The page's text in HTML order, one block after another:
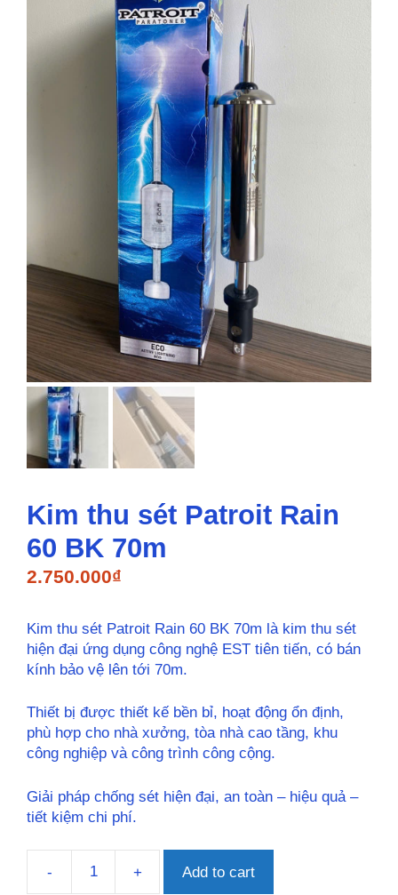
Kim thu sét Patroit Rain
60 BK 70m
2.750.000₫
Kim thu sét Patroit Rain 60 BK 70m là kim thu sét
hiện đại ứng dụng công nghệ EST tiên tiến, có bán
kính bảo vệ lên tới 70m.
Thiết bị được thiết kế bền bỉ, hoạt động ổn định,
phù hợp cho nhà xưởng, tòa nhà cao tầng, khu
công nghiệp và công trình công cộng.
Giải pháp chống sét hiện đại, an toàn – hiệu quả –
tiết kiệm chi phí.
-
Kim
+ Add to cart